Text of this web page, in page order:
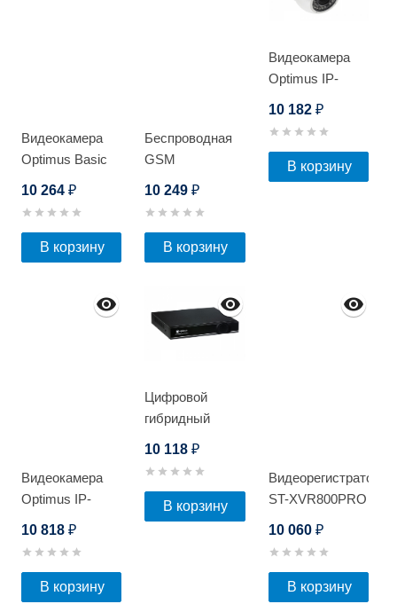
Видеокамера
Optimus Basic
10 264 ₽
В корзину
Беспроводная
GSM
10 249₽
В корзину
Видеокамера
Optimus IP-
10 182 ₽
В корзину
Видеокамера
Optimus IP-
10 818 ₽
В корзину
Цифровой
гибридный
10 118₽
В корзину
Видеорегистратор
ST-XVR800PRO
10 060 ₽
В корзину